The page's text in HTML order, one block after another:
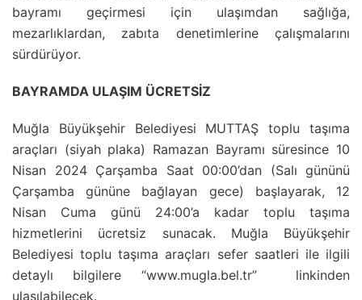
bayramı geçirmesi için ulaşımdan sağlığa,
mezarlıklardan, zabıta denetimlerine çalışmalarını
sürdürüyor.
BAYRAMDA ULAŞIM ÜCRETSİZ
Muğla Büyükşehir Belediyesi MUTTAŞ toplu taşıma
araçları (siyah plaka) Ramazan Bayramı süresince 10
Nisan 2024 Çarşamba Saat 00:00’dan (Salı gününü
Çarşamba gününe bağlayan gece) başlayarak, 12
Nisan Cuma günü 24:00’a kadar toplu taşıma
hizmetlerini ücretsiz sunacak. Muğla Büyükşehir
Belediyesi toplu taşıma araçları sefer saatleri ile ilgili
detaylı bilgilere “www.mugla.bel.tr” linkinden
ulaşılabilecek.